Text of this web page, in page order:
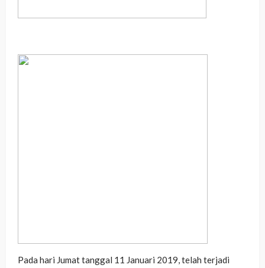
Pada hari Jumat tanggal 11 Januari 2019, telah terjadi